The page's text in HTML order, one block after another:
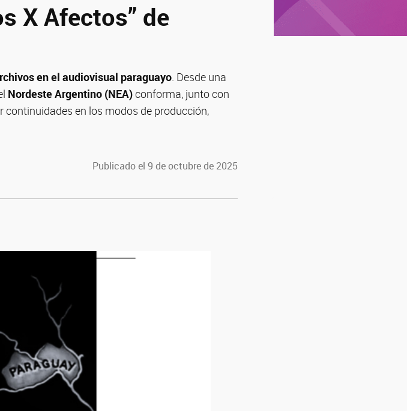
X Afectos” de
en el audiovisual paraguayo. Desde una
Nordeste Argentino (NEA)conforma, junto con
continuidades en los modos de producción,
Publicado el 9 de octubre de 2025